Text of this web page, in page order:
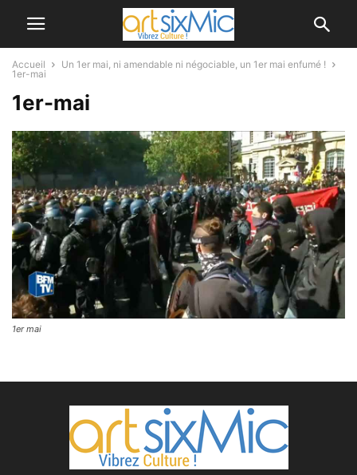
Accueil
Un 1er mai, ni amendable ni négociable, un 1er mai enfumé !
1er-mai
1er-mai
1er mai